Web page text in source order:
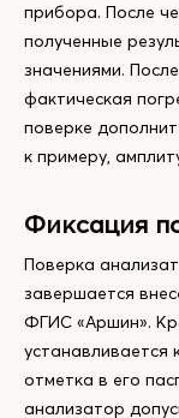
прибора. После
полученные
значениями.
фактическая
поверке
к примеру,
Фиксация
Поверка
завершается
ФГИС «Аршин».
устанавливается
отметка в его
анализатор